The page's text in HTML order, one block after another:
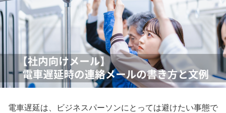
電車遅延は、ビジネスパーソンにとっては避けたい事態で